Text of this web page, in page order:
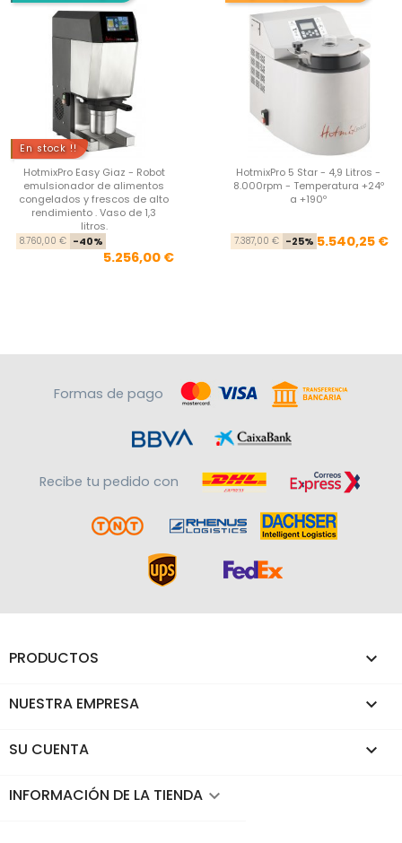
En stock !!
HotmixPro Easy Giaz - Robot
emulsionador de alimentos
congelados y frescos de alto
rendimiento . Vaso de 1,3
litros.
Precio base
8.760,00 € -40%
5.256,00 €
HotmixPro 5 Star - 4,9 Litros -
8.000rpm - Temperatura +24º
a +190º
7.387,00 € -25% 5.540,25 €
Formas de pago
Recibe tu pedido con
PRODUCTOS 
NUESTRA EMPRESA 
SU CUENTA 
INFORMACIÓN DE LA TIENDA keyboard_arrow_down